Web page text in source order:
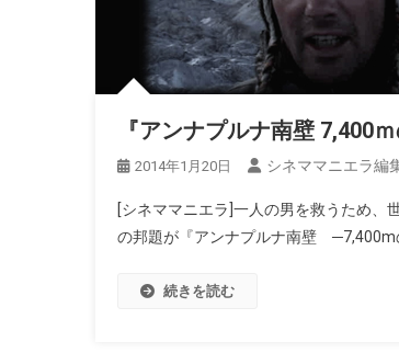
『アンナプルナ南壁 7,400
2014年1月20日 シネママニエラ編
[シネママニエラ]一人の男を救うため、
の邦題が『アンナプルナ南壁 ─7,400m
続きを読む